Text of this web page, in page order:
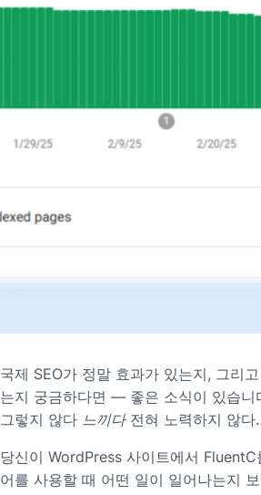
국제 SEO가 정말 효과가 있는지, 그리
는지 궁금하다면 — 좋은 소식이 있습니
그렇지 않다 느끼다전혀 노력하지 않다.
당신이 WordPress 사이트에서
어를 사용할 때 어떤 일이 일어나는지